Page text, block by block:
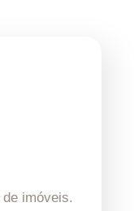
imóveis.